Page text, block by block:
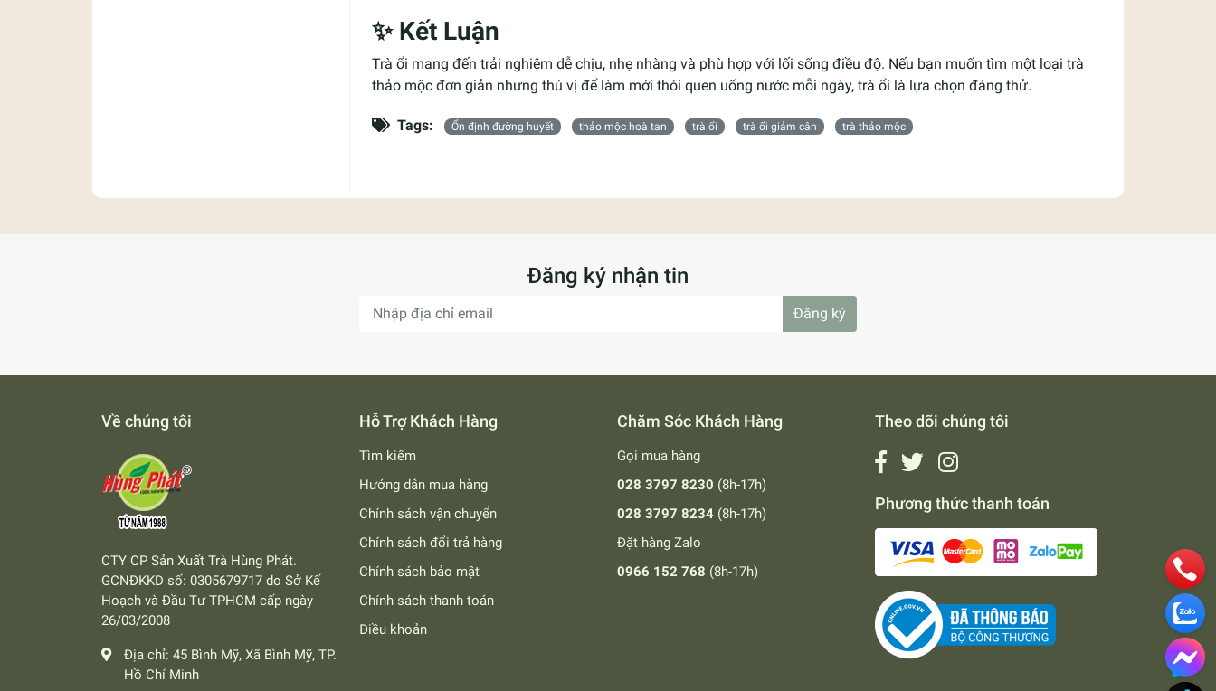
✨ Kết Luận
Trà ổi mang đến trải nghiệm dễ chịu, nhẹ nhàng và phù hợp với lối sống điều độ. Nếu bạn muốn tìm một loại trà
thảo mộc đơn giản nhưng thú vị để làm mới thói quen uống nước mỗi ngày, trà ổi là lựa chọn đáng thử.
Tags: Ổn định đường huyết thảo mộc hoà tan trà ổi trà ổi giảm cân trà thảo mộc
Đăng ký nhận tin
Đăng ký
Về chúng tôi
CTY CP Sản Xuất Trà Hùng Phát.
GCNĐKKD số: 0305679717 do Sở Kế
Hoạch và Đầu Tư TPHCM cấp ngày
26/03/2008
Địa chỉ: 45 Bình Mỹ, Xã Bình Mỹ, TP.
Hồ Chí Minh
Hỗ Trợ Khách Hàng
Tìm kiếm
Hướng dẫn mua hàng
Chính sách vận chuyển
Chính sách đổi trả hàng
Chính sách bảo mật
Chính sách thanh toán
Điều khoản
Chăm Sóc Khách Hàng
Gọi mua hàng
028 3797 8230 (8h-17h)
028 3797 8234 (8h-17h)
Đặt hàng Zalo
0966 152 768 (8h-17h)
Theo dõi chúng tôi
Phương thức thanh toán